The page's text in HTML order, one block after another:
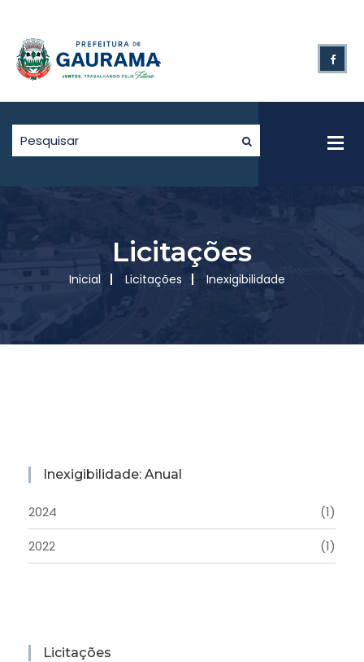
Licitações
Inicial Licitações Inexigibilidade
Inexigibilidade: Anual
2024
(1)
2022
(1)
Licitações